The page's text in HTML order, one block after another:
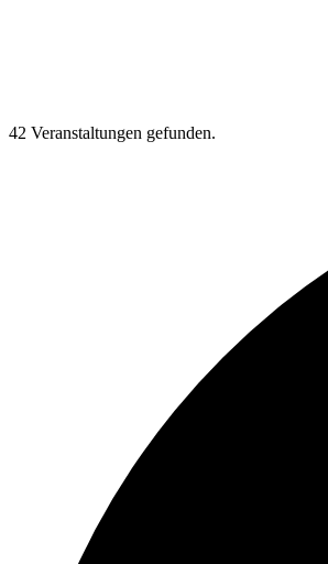
42 Veranstaltungen gefunden.